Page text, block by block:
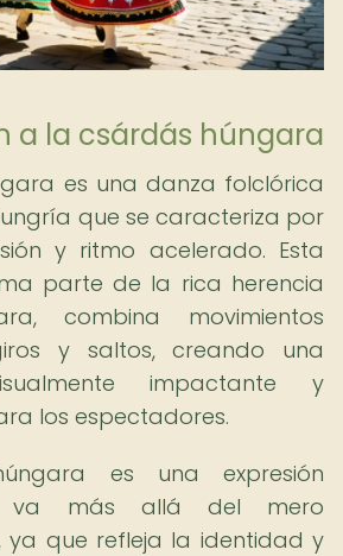
a la csárdás húngara
es una danza folclórica
que se caracteriza por
y ritmo acelerado. Esta
parte de la rica herencia
combina movimientos
y saltos, creando una
impactante y
los espectadores.
es una expresión
va más allá del mero
ya que refleja la identidad y